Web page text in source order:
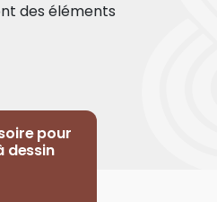
des éléments
pour
dessin